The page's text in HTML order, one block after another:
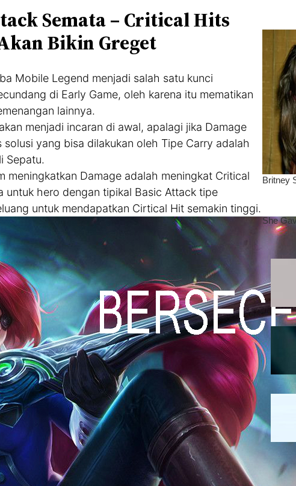
Semata – Critical Hits
Bikin Greget
Mobile Legend menjadi salah satu kunci
di Early Game, oleh karena itu mematikan
lainnya.
menjadi incaran di awal, apalagi jika Damage
yang bisa dilakukan oleh Tipe Carry adalah
Sepatu.
meningkatkan Damage adalah meningkat Critical
untuk hero dengan tipikal Basic Attack tipe
untuk mendapatkan Cirtical Hit semakin tinggi.